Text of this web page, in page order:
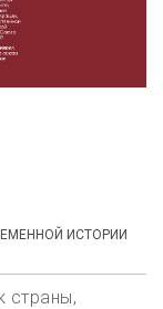
ИСТОРИИ
страны,